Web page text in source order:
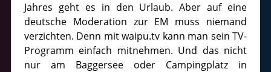
Jahres geht es in den Urlaub. Aber auf eine
deutsche Moderation zur EM muss niemand
verzichten. Denn mit waipu.tv kann man sein TV-
Programm einfach mitnehmen. Und das nicht
nur am Baggersee oder Campingplatz in